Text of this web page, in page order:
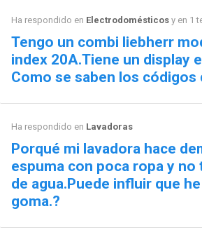
Ha respondido en Electrodomésticosy en 1
Tengo un combi liebherr
index 20A.Tiene un display
Como se saben los códigos
Ha respondido en Lavadoras
Porqué mi lavadora hace
espuma con poca ropa y no
de agua.Puede influir que
goma.?